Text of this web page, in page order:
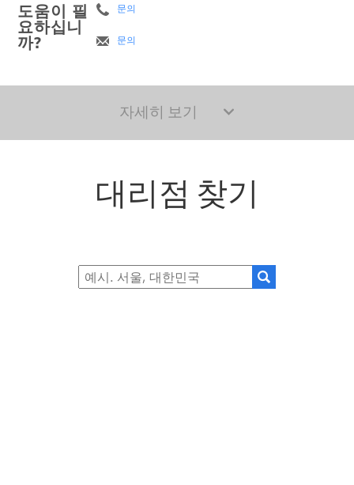
도움이 필
요하십니
까?
문의
문의
자세히 보기
대리점 찾기